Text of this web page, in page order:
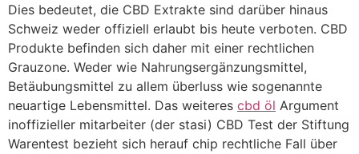
Dies bedeutet, die CBD Extrakte sind darüber hinaus
Schweiz weder offiziell erlaubt bis heute verboten. CBD
Produkte befinden sich daher mit einer rechtlichen
Grauzone. Weder wie Nahrungsergänzungsmittel,
Betäubungsmittel zu allem überluss wie sogenannte
neuartige Lebensmittel. Das weiteres cbd öl Argument
inoffizieller mitarbeiter (der stasi) CBD Test der Stiftung
Warentest bezieht sich herauf chip rechtliche Fall über